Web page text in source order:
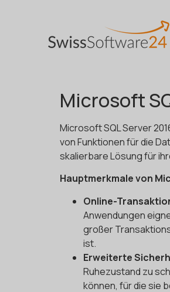
Microsoft
Microsoft SQL Server
von Funktionen für die
skalierbare Lösung für
Hauptmerkmale von
Online-
Anwendungen
großer
ist.
Erweiterte
Ruhezustand zu
können, für die sie